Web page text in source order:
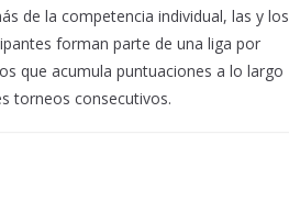
de la competencia individual, las y los
forman parte de una liga por
que acumula puntuaciones a lo largo
torneos consecutivos.